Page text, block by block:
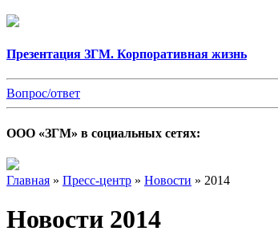
Презентация ЗГМ. Корпоративная жизнь
Вопрос/ответ
ООО «ЗГМ» в социальных сетях:
Главная » Пресс-центр » Новости » 2014
Новости 2014